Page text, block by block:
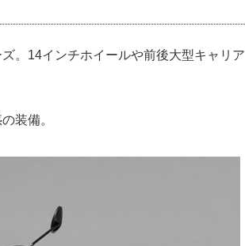
。14インチホイールや前後大型キャリア
装備。